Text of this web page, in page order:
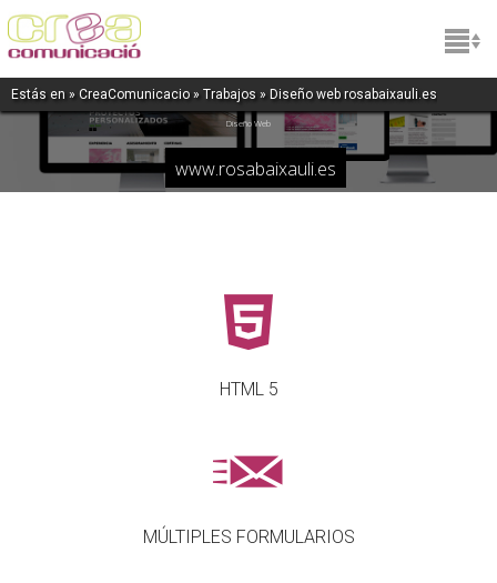
Estás en » CreaComunicacio » Trabajos » Diseño web rosabaixauli.es
Rosa Baixauli
Diseño Web
www.rosabaixauli.es
HTML 5
MÚLTIPLES FORMULARIOS